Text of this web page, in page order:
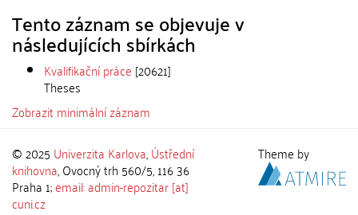
Tento záznam se objevuje v
následujících sbírkách
Kvalifikační práce [20621]
Theses
Zobrazit minimální záznam
© 2025 Univerzita Karlova,Ústřední
knihovna, Ovocný trh 560/5, 116 36
Praha 1;email: admin-repozitar [at]
cuni.cz
Theme by